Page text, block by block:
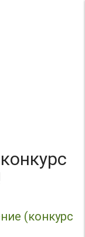
(конкурс